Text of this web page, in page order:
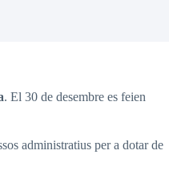
. El 30 de desembre es feien
administratius per a dotar de